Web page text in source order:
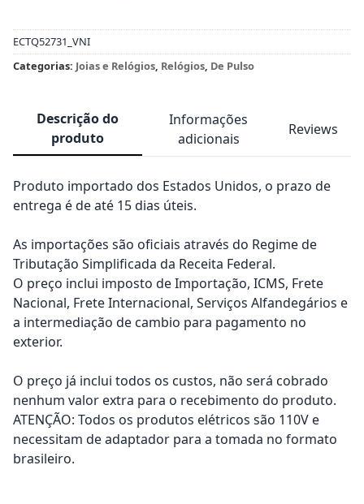
ECTQ52731_VNI
Categorias: Joias e Relógios, Relógios, De Pulso
Descrição do
produto
Informações
adicionais
Reviews
Produto importado dos Estados Unidos, o prazo de
entrega é de até 15 dias úteis.
As importações são oficiais através do Regime de
Tributação Simplificada da Receita Federal.
O preço inclui imposto de Importação, ICMS, Frete
Nacional, Frete Internacional, Serviços Alfandegários e
a intermediação de cambio para pagamento no
exterior.
O preço já inclui todos os custos, não será cobrado
nenhum valor extra para o recebimento do produto.
ATENÇÃO: Todos os produtos elétricos são 110V e
necessitam de adaptador para a tomada no formato
brasileiro.